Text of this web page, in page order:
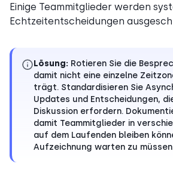
Einige Teammitglieder werden
Echtzeitentscheidungen
Lösung: Rotieren Sie die
damit nicht eine einzelne
trägt. Standardisieren Sie
Updates und Entscheidungen,
Diskussion erfordern.
damit Teammitglieder in
auf dem Laufenden bleiben
Aufzeichnung warten zu müssen.